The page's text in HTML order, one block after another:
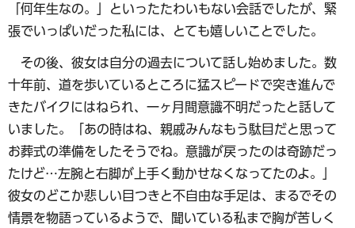
「何年生なの。」といったたわいもない会話でしたが、緊
張でいっぱいだった私には、とても嬉しいことでした。
その後、彼女は自分の過去について話し始めました。数
十年前、道を歩いているところに猛スピードで突き進んで
きたバイクにはねられ、一ヶ月間意識不明だったと話して
いました。「あの時はね、親戚みんなもう駄目だと思って
お葬式の準備をしたそうでね。意識が戻ったのは奇跡だっ
たけど…左腕と右脚が上手く動かせなくなってたのよ。」
彼女のどこか悲しい目つきと不自由な手足は、まるでその
情景を物語っているようで、聞いている私まで胸が苦しく